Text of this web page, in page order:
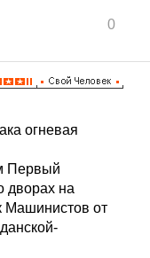
0
огневая
Первый
дворах на
Машинистов от